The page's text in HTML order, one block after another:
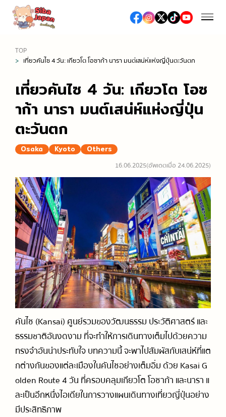
ฤดูกาล
ฤดูใบไม้ผลิ (เทศกาลชมซากุระ / ดื่มมัทฉะ)
ฤดูร้อน (เทศกาลดอกไม้ไฟ / เที่ยวทะเล / งานเทศกาลต่าง
ๆ)
ฤดูใบไม้ร่วง (ชมใบไม้เปลี่ยนสี)
ฤดูหนาว (หิมะ / ออนเซ็น / เทศกาลประดับไฟ)
อาหารและร้านอาหาร
อาหารญี่ปุ่น
อาหารท้องถิ่น
ร้านอาหารหรู, ร้านอาหารระดับมิชลิน
สตรีทฟู้ด
ช้อปปิ้ง
ห้างสรรพสินค้าเอาท์เล็ต
ห้างสรรพสินค้า
ร้านขายยา / ร้านเครื่องสำอางค์
ร้านขายเครื่องใช้ไฟฟ้าและสินค้าปลอดภาษี
ร้านจำหน่ายการ์ตูนและสินค้าคาแรกเตอร์การ์ตูน
ร้านของฝาก
สถานที่ท่องเที่ยวทางธรรมชาติ
โรงแรม
ออนเซ็น / เรียวกัง
วัด / ศาลเจ้า / สถานที่ทางประวัติศาสตร์
สกี, สโนว์บอร์ด
สวนสนุก
เที่ยวญี่ปุ่นครั้งแรก
การเดินทางในญี่ปุ่น (รถไฟ / รถบัส)
รวมสำนวนภาษาญี่ปุ่นที่ใช้ได้จริง
แนะนำเกี่ยวกับมารยาทและวัฒนธรรม
TOP
เที่ยวคันไซ 4 วัน: เกียวโต โอซาก้า นารา มนต์เสน่ห์แห่งญี่ปุ่นตะวันตก
เที่ยวคันไซ 4 วัน: เกียวโต โอซ
าก้า นารา มนต์เสน่ห์แห่งญี่ปุ่น
ตะวันตก
Osaka Kyoto Others
16.06.2025(อัพเดตเมื่อ 24.06.2025)
คันไซ (Kansai) ศูนย์รวมของวัฒนธรรม ประวัติศาสตร์ และ
ธรรมชาติอันงดงาม ที่จะทำให้การเดินทางเต็มไปด้วยความ
ทรงจำอันน่าประทับใจ บทความนี้ จะพาไปสัมผัสกับเสน่ห์ที่แต
กต่างกันของแต่ละเมืองในคันไซอย่างเต็มอิ่ม ด้วย Kasai G
olden Route 4 วัน ที่ครอบคลุมเกียวโต โอซาก้า และนารา แ
ละเป็นอีกหนึ่งไอเดียในการวางแผนเดินทางเที่ยวญี่ปุ่นอย่าง
มีประสิทธิภาพ